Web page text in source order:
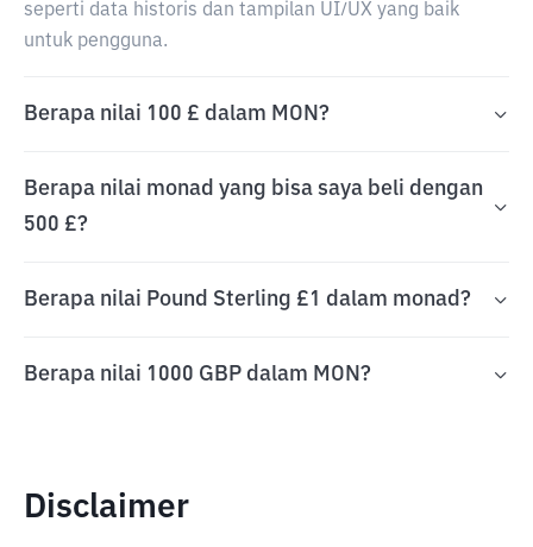
seperti data historis dan tampilan UI/UX yang baik
untuk pengguna.
Berapa nilai 100 £ dalam MON?
Berapa nilai monad yang bisa saya beli dengan
500 £?
Berapa nilai Pound Sterling £1 dalam monad?
Berapa nilai 1000 GBP dalam MON?
Disclaimer